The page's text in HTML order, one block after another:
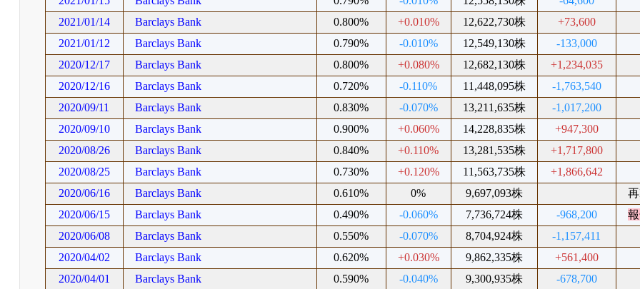
2021/01/14
Barclays Bank 0.800% +0.010% 12,622,730株
+73,600
2021/01/12
Barclays Bank 0.790% -0.010% 12,549,130株
-133,000
2020/12/17
Barclays Bank 0.800% +0.080% 12,682,130株
+1,234,035
2020/12/16
Barclays Bank 0.720% -0.110% 11,448,095株
-1,763,540
2020/09/11
Barclays Bank 0.830% -0.070% 13,211,635株
-1,017,200
2020/09/10
Barclays Bank 0.900% +0.060% 14,228,835株
+947,300
2020/08/26
Barclays Bank 0.840% +0.110% 13,281,535株
+1,717,800
2020/08/25
Barclays Bank 0.730% +0.120% 11,563,735株
+1,866,642
2020/06/16
Barclays Bank 0.610% 0% 9,697,093株
2020/06/15
Barclays Bank 0.490% -0.060% 7,736,724株 -968,200
2020/06/08
Barclays Bank 0.550% -0.070% 8,704,924株
-1,157,411
2020/04/02
Barclays Bank 0.620% +0.030% 9,862,335株
+561,400
2020/04/01
Barclays Bank 0.590% -0.040% 9,300,935株
-678,700